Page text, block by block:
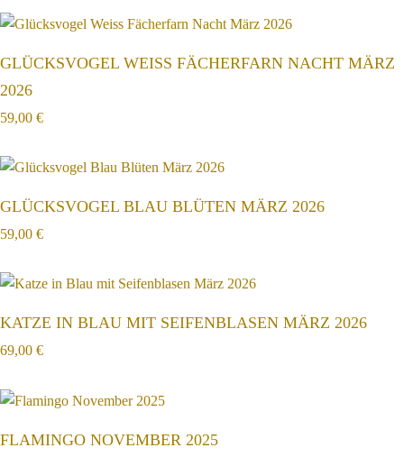
GLÜCKSVOGEL WEISS FÄCHERFARN NACHT MÄRZ
2026
59,00 €
GLÜCKSVOGEL BLAU BLÜTEN MÄRZ 2026
59,00 €
KATZE IN BLAU MIT SEIFENBLASEN MÄRZ 2026
69,00 €
FLAMINGO NOVEMBER 2025